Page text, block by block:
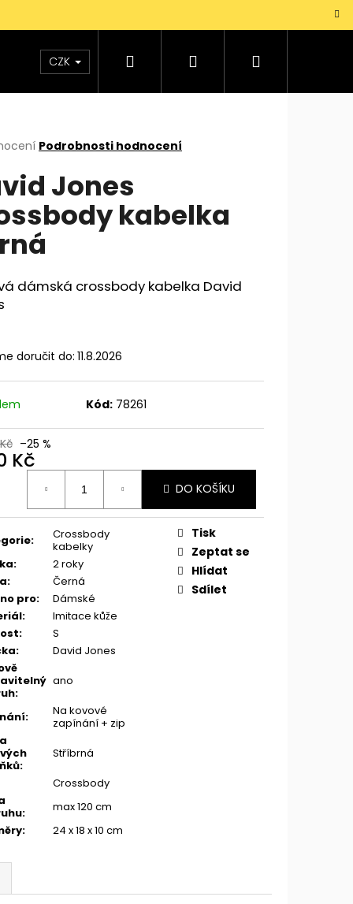
VŮNĚ DOPLŇKY
CZK Hledat PřihlášeníNákupní
Podrobnosti hodnocení
Jones
kabelka
dámská crossbody kabelka David
doručit do: 11.8.2026
Kód: 78261
–25 %
Kč
DO KOŠÍKU
:
Crossbody
kabelky
:
2 roky
:
Černá
pro:
Dámské
:
Imitace kůže
:
S
:
David Jones
:
ano
:
Na kovové
zapínání + zip
:
Stříbrná
Crossbody
:
max 120 cm
: 24 x 18 x 10 cm
Tisk
Zeptat se
Hlídat
Sdílet